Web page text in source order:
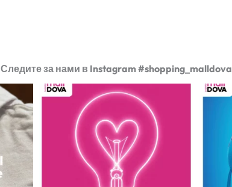
Следите за нами в Instagram #shopping_malldova